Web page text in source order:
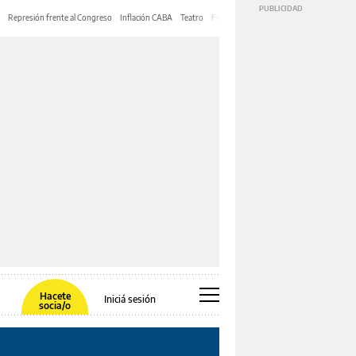
Represión frente al Congreso Inflación CABA Teatro Feria de Editores
Hacete
socia/o
Iniciá sesión